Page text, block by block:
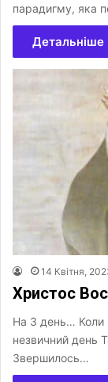
парадигму, яка
Детальніше
14 Квітня,
Христос
На 3 день… Коли
незвичний день
Звершилось…